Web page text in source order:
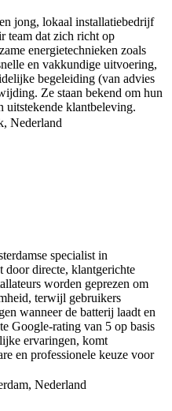
jong, lokaal installatiebedrijf
team dat zich richt op
energietechnieken zoals
en vakkundige uitvoering,
begeleiding (van advies
Ze staan bekend om hun
uitstekende klantbeleving.
Nederland
specialist in
door directe, klantgerichte
worden geprezen om
terwijl gebruikers
wanneer de batterij laadt en
Google-rating van 5 op basis
ervaringen, komt
en professionele keuze voor
Nederland